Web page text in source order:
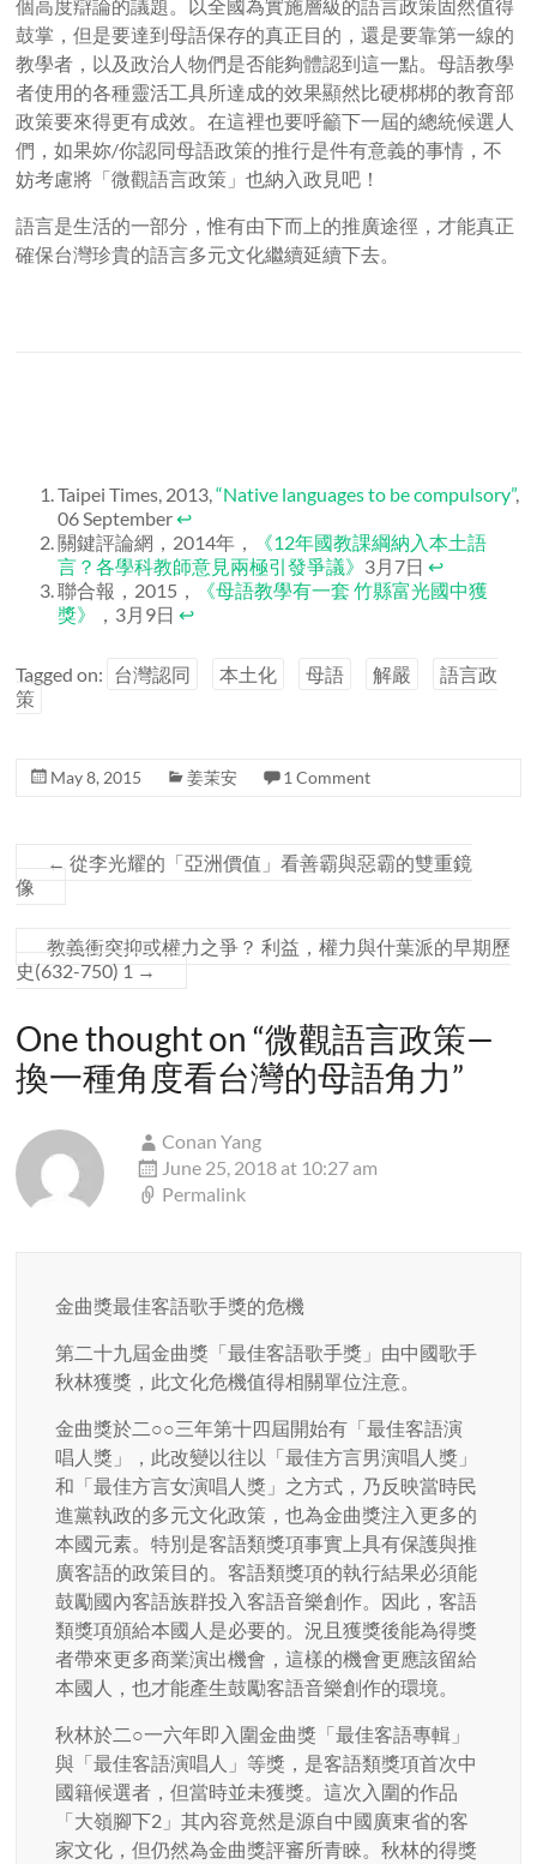
個高度辯論的議題。以全國為實施層級的語言政策固然值得
鼓掌，但是要達到母語保存的真正目的，還是要靠第一線的
教學者，以及政治人物們是否能夠體認到這一點。母語教學
者使用的各種靈活工具所達成的效果顯然比硬梆梆的教育部
政策要來得更有成效。在這裡也要呼籲下一屆的總統候選人
們，如果妳/你認同母語政策的推行是件有意義的事情，不
妨考慮將「微觀語言政策」也納入政見吧！
語言是生活的一部分，惟有由下而上的推廣途徑，才能真正
確保台灣珍貴的語言多元文化繼續延續下去。
Taipei Times, 2013,“Native languages to be compulsory”,
06 September↩
關鍵評論網，2014年，
《12年國教課綱納入本土語
言？各學科教師意見兩極引發爭議》 3月7日↩
聯合報，2015，
《母語教學有一套 竹縣富光國中獲
獎》
，3月9日↩
Tagged on: 台灣認同 本土化 母語 解嚴
語言政
策
May 8, 2015 姜茉安 1 Comment
← 從李光耀的「亞洲價值」看善霸與惡霸的雙重鏡
像
教義衝突抑或權力之爭？ 利益，權力與什葉派的早期歷
史(632-750) 1 →
One thought on “微觀語言政策—
換一種角度看台灣的母語角力”
Conan Yang
June 25, 2018 at 10:27 am
Permalink
金曲獎最佳客語歌手獎的危機
第二十九屆金曲獎「最佳客語歌手獎」由中國歌手
秋林獲獎，此文化危機值得相關單位注意。
金曲獎於二○○三年第十四屆開始有「最佳客語演
唱人獎」，此改變以往以「最佳方言男演唱人獎」
和「最佳方言女演唱人獎」之方式，乃反映當時民
進黨執政的多元文化政策，也為金曲獎注入更多的
本國元素。特別是客語類獎項事實上具有保護與推
廣客語的政策目的。客語類獎項的執行結果必須能
鼓勵國內客語族群投入客語音樂創作。因此，客語
類獎項頒給本國人是必要的。況且獲獎後能為得獎
者帶來更多商業演出機會，這樣的機會更應該留給
本國人，也才能產生鼓勵客語音樂創作的環境。
秋林於二○一六年即入圍金曲獎「最佳客語專輯」
與「最佳客語演唱人」等獎，是客語類獎項首次中
國籍候選者，但當時並未獲獎。這次入圍的作品
「大嶺腳下2」其內容竟然是源自中國廣東省的客
家文化，但仍然為金曲獎評審所青睞。秋林的得獎